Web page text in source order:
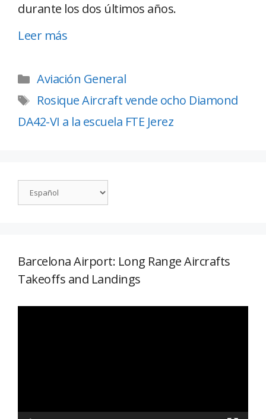
durante los dos últimos años.
Leer más
Aviación General
Rosique Aircraft vende ocho Diamond
DA42-VI a la escuela FTE Jerez
Barcelona Airport: Long Range Aircrafts
Takeoffs and Landings